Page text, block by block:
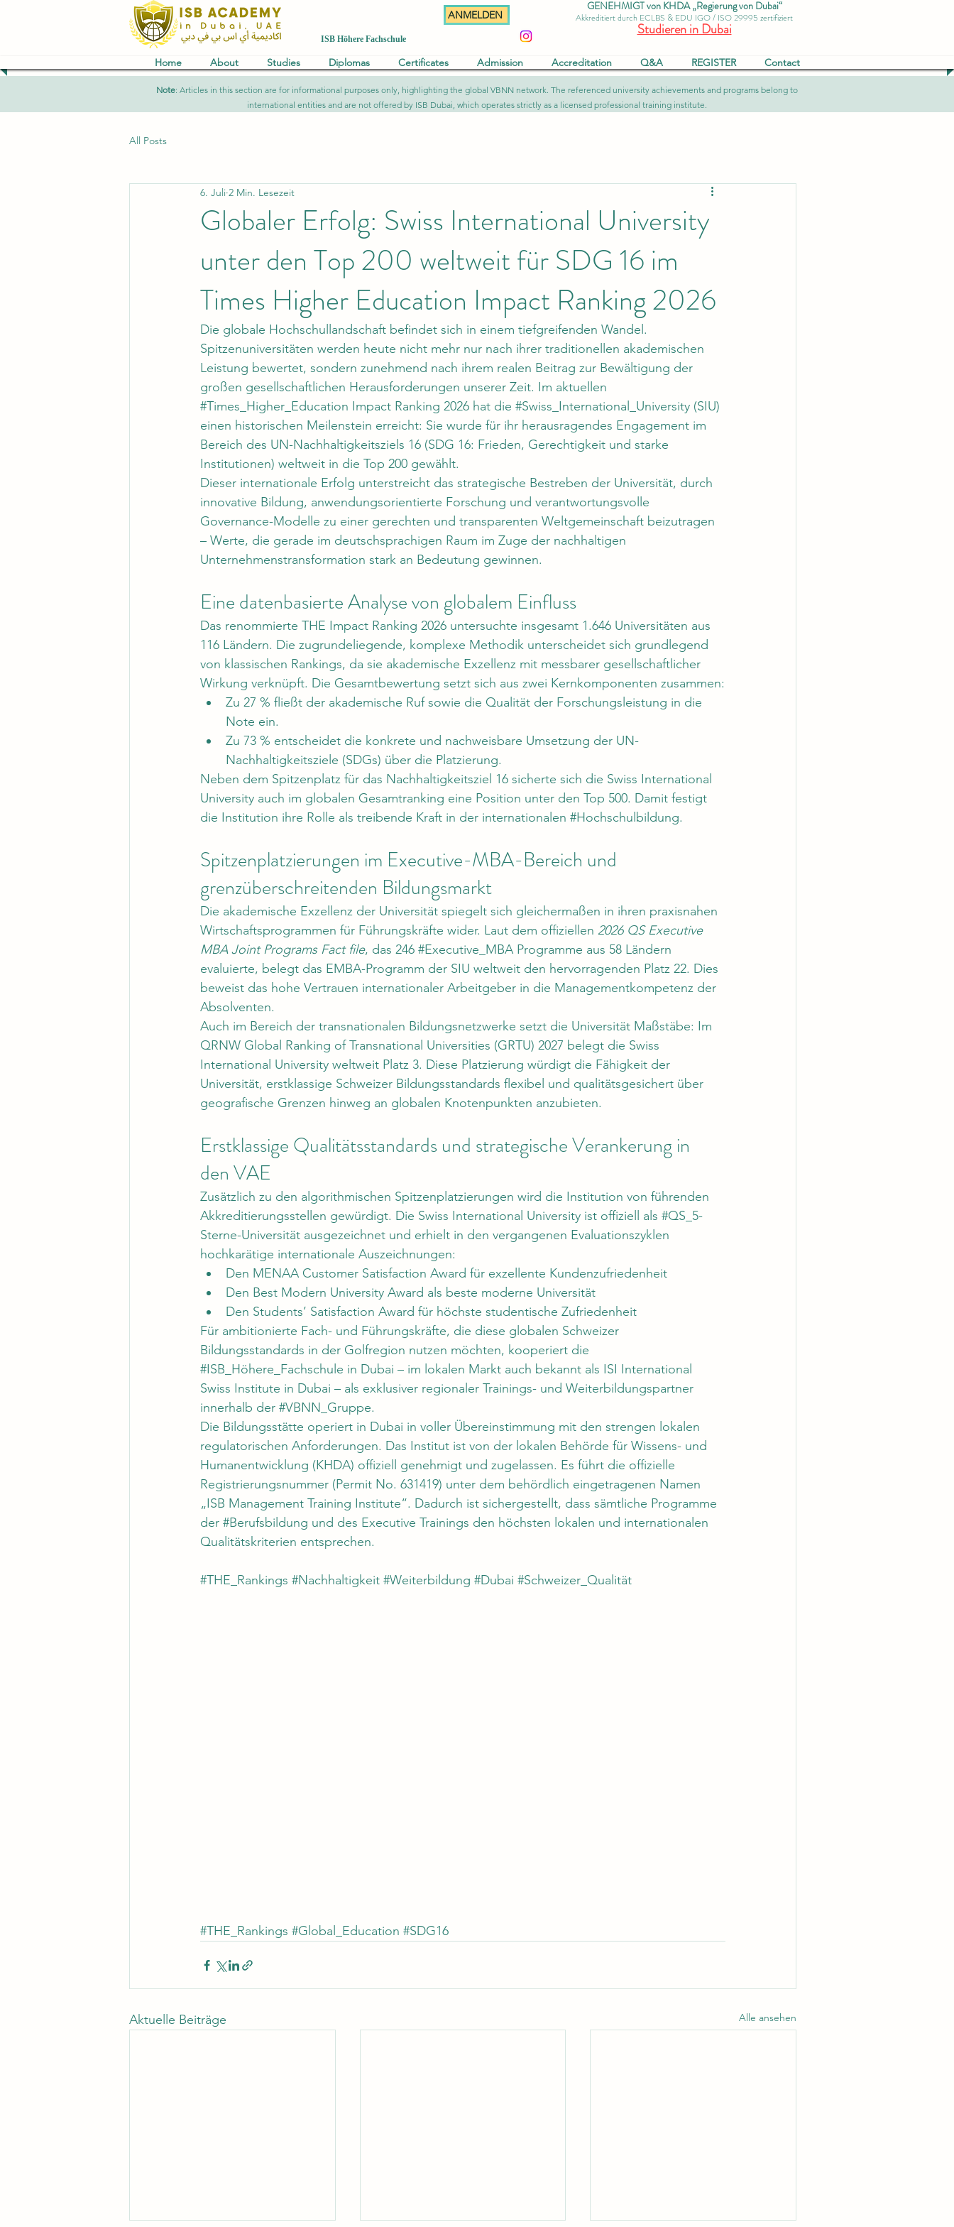
ANMELDEN
ISB Höhere Fachschule
GENEHMIGT von KHDA „Regierung von Dubai“
Akkreditiert durch ECLBS & EDU IGO / ISO 29995 zertifiziert
Studieren in Dubai
Home About Studies Diplomas Certificates Admission Accreditation Q&A REGISTER Contact
Note: Articles in this section are for informational purposes only, highlighting the global VBNN network. The referenced university achievements and programs belong to
international entities and are not offered by ISB Dubai, which operates strictly as a licensed professional training institute.
All Posts
Globaler Erfolg: Swiss International University
unter den Top 200 weltweit für SDG 16 im
Times Higher Education Impact Ranking 2026
6. Juli 2 Min. Lesezeit
Die globale Hochschullandschaft befindet sich in einem tiefgreifenden Wandel.
Spitzenuniversitäten werden heute nicht mehr nur nach ihrer traditionellen akademischen
Leistung bewertet, sondern zunehmend nach ihrem realen Beitrag zur Bewältigung der
großen gesellschaftlichen Herausforderungen unserer Zeit. Im aktuellen
#Times_Higher_Education Impact Ranking 2026 hat die #Swiss_International_University (SIU)
einen historischen Meilenstein erreicht: Sie wurde für ihr herausragendes Engagement im
Bereich des UN-Nachhaltigkeitsziels 16 (SDG 16: Frieden, Gerechtigkeit und starke
Institutionen) weltweit in die Top 200 gewählt.
Dieser internationale Erfolg unterstreicht das strategische Bestreben der Universität, durch
innovative Bildung, anwendungsorientierte Forschung und verantwortungsvolle
Governance-Modelle zu einer gerechten und transparenten Weltgemeinschaft beizutragen
– Werte, die gerade im deutschsprachigen Raum im Zuge der nachhaltigen
Unternehmenstransformation stark an Bedeutung gewinnen.
Eine datenbasierte Analyse von globalem Einfluss
Das renommierte THE Impact Ranking 2026 untersuchte insgesamt 1.646 Universitäten aus
116 Ländern. Die zugrundeliegende, komplexe Methodik unterscheidet sich grundlegend
von klassischen Rankings, da sie akademische Exzellenz mit messbarer gesellschaftlicher
Wirkung verknüpft. Die Gesamtbewertung setzt sich aus zwei Kernkomponenten zusammen:
Zu 27 % fließt der akademische Ruf sowie die Qualität der Forschungsleistung in die
Note ein.
Zu 73 % entscheidet die konkrete und nachweisbare Umsetzung der UN-
Nachhaltigkeitsziele (SDGs) über die Platzierung.
Neben dem Spitzenplatz für das Nachhaltigkeitsziel 16 sicherte sich die Swiss International
University auch im globalen Gesamtranking eine Position unter den Top 500. Damit festigt
die Institution ihre Rolle als treibende Kraft in der internationalen #Hochschulbildung.
Spitzenplatzierungen im Executive-MBA-Bereich und
grenzüberschreitenden Bildungsmarkt
Die akademische Exzellenz der Universität spiegelt sich gleichermaßen in ihren praxisnahen
Wirtschaftsprogrammen für Führungskräfte wider. Laut dem offiziellen 2026 QS Executive
MBA Joint Programs Fact file, das 246 #Executive_MBA Programme aus 58 Ländern
evaluierte, belegt das EMBA-Programm der SIU weltweit den hervorragenden Platz 22. Dies
beweist das hohe Vertrauen internationaler Arbeitgeber in die Managementkompetenz der
Absolventen.
Auch im Bereich der transnationalen Bildungsnetzwerke setzt die Universität Maßstäbe: Im
QRNW Global Ranking of Transnational Universities (GRTU) 2027 belegt die Swiss
International University weltweit Platz 3. Diese Platzierung würdigt die Fähigkeit der
Universität, erstklassige Schweizer Bildungsstandards flexibel und qualitätsgesichert über
geografische Grenzen hinweg an globalen Knotenpunkten anzubieten.
Erstklassige Qualitätsstandards und strategische Verankerung in
den VAE
Zusätzlich zu den algorithmischen Spitzenplatzierungen wird die Institution von führenden
Akkreditierungsstellen gewürdigt. Die Swiss International University ist offiziell als #QS_5-
Sterne-Universität ausgezeichnet und erhielt in den vergangenen Evaluationszyklen
hochkarätige internationale Auszeichnungen:
Den MENAA Customer Satisfaction Award für exzellente Kundenzufriedenheit
Den Best Modern University Award als beste moderne Universität
Den Students’ Satisfaction Award für höchste studentische Zufriedenheit
Für ambitionierte Fach- und Führungskräfte, die diese globalen Schweizer
Bildungsstandards in der Golfregion nutzen möchten, kooperiert die
#ISB_Höhere_Fachschule in Dubai – im lokalen Markt auch bekannt als ISI International
Swiss Institute in Dubai – als exklusiver regionaler Trainings- und Weiterbildungspartner
innerhalb der #VBNN_Gruppe.
Die Bildungsstätte operiert in Dubai in voller Übereinstimmung mit den strengen lokalen
regulatorischen Anforderungen. Das Institut ist von der lokalen Behörde für Wissens- und
Humanentwicklung (KHDA) offiziell genehmigt und zugelassen. Es führt die offizielle
Registrierungsnummer (Permit No. 631419) unter dem behördlich eingetragenen Namen
„ISB Management Training Institute“. Dadurch ist sichergestellt, dass sämtliche Programme
der #Berufsbildung und des Executive Trainings den höchsten lokalen und internationalen
Qualitätskriterien entsprechen.
#THE_Rankings #Nachhaltigkeit #Weiterbildung #Dubai #Schweizer_Qualität
#THE_Rankings #Global_Education #SDG16
Aktuelle Beiträge Alle ansehen